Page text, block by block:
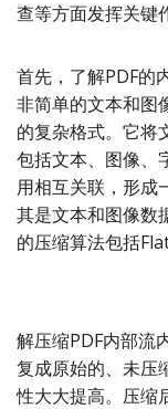
查等方面发挥关键
首先，了解PDF的
非简单的文本和图
的复杂格式。它将
包括文本、图像、
用相互关联，形成
其是文本和图像数
的压缩算法包括
解压缩PDF内部流
复成原始的、未压
性大大提高。压缩